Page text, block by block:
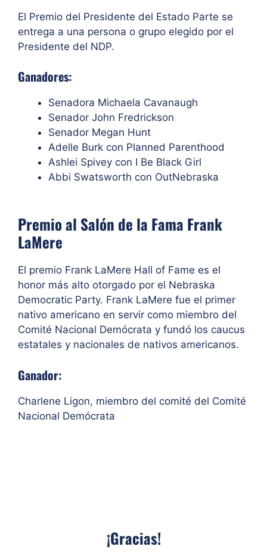
El Premio del Presidente del Estado Parte se
entrega a una persona o grupo elegido por el
Presidente del NDP.
Ganadores:
Senadora Michaela Cavanaugh
Senador John Fredrickson
Senador Megan Hunt
Adelle Burk con Planned Parenthood
Ashlei Spivey con I Be Black Girl
Abbi Swatsworth con OutNebraska
Premio al Salón de la Fama Frank
LaMere
El premio Frank LaMere Hall of Fame es el
honor más alto otorgado por el Nebraska
Democratic Party. Frank LaMere fue el primer
nativo americano en servir como miembro del
Comité Nacional Demócrata y fundó los caucus
estatales y nacionales de nativos americanos.
Ganador:
Charlene Ligon, miembro del comité del Comité
Nacional Demócrata
¡Gracias!